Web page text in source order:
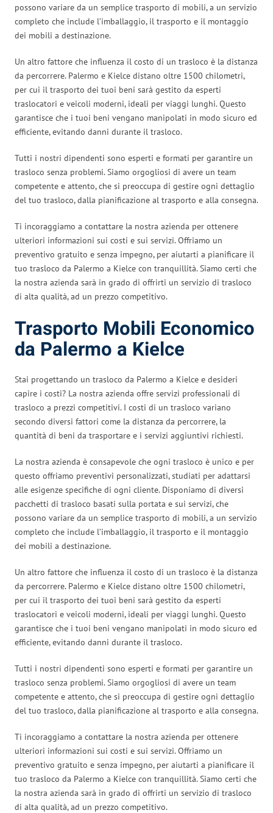
possono variare da un semplice trasporto di mobili, a un servizio
completo che include l’imballaggio, il trasporto e il montaggio
dei mobili a destinazione.
Un altro fattore che influenza il costo di un trasloco è la distanza
da percorrere. Palermo e Kielce distano oltre 1500 chilometri,
per cui il trasporto dei tuoi beni sarà gestito da esperti
traslocatori e veicoli moderni, ideali per viaggi lunghi. Questo
garantisce che i tuoi beni vengano manipolati in modo sicuro ed
efficiente, evitando danni durante il trasloco.
Tutti i nostri dipendenti sono esperti e formati per garantire un
trasloco senza problemi. Siamo orgogliosi di avere un team
competente e attento, che si preoccupa di gestire ogni dettaglio
del tuo trasloco, dalla pianificazione al trasporto e alla consegna.
Ti incoraggiamo a contattare la nostra azienda per ottenere
ulteriori informazioni sui costi e sui servizi. Offriamo un
preventivo gratuito e senza impegno, per aiutarti a pianificare il
tuo trasloco da Palermo a Kielce con tranquillità. Siamo certi che
la nostra azienda sarà in grado di offrirti un servizio di trasloco
di alta qualità, ad un prezzo competitivo.
Trasporto Mobili Economico
da Palermo a Kielce
Stai progettando un trasloco da Palermo a Kielce e desideri
capire i costi? La nostra azienda offre servizi professionali di
trasloco a prezzi competitivi. I costi di un trasloco variano
secondo diversi fattori come la distanza da percorrere, la
quantità di beni da trasportare e i servizi aggiuntivi richiesti.
La nostra azienda è consapevole che ogni trasloco è unico e per
questo offriamo preventivi personalizzati, studiati per adattarsi
alle esigenze specifiche di ogni cliente. Disponiamo di diversi
pacchetti di trasloco basati sulla portata e sui servizi, che
possono variare da un semplice trasporto di mobili, a un servizio
completo che include l’imballaggio, il trasporto e il montaggio
dei mobili a destinazione.
Un altro fattore che influenza il costo di un trasloco è la distanza
da percorrere. Palermo e Kielce distano oltre 1500 chilometri,
per cui il trasporto dei tuoi beni sarà gestito da esperti
traslocatori e veicoli moderni, ideali per viaggi lunghi. Questo
garantisce che i tuoi beni vengano manipolati in modo sicuro ed
efficiente, evitando danni durante il trasloco.
Tutti i nostri dipendenti sono esperti e formati per garantire un
trasloco senza problemi. Siamo orgogliosi di avere un team
competente e attento, che si preoccupa di gestire ogni dettaglio
del tuo trasloco, dalla pianificazione al trasporto e alla consegna.
Ti incoraggiamo a contattare la nostra azienda per ottenere
ulteriori informazioni sui costi e sui servizi. Offriamo un
preventivo gratuito e senza impegno, per aiutarti a pianificare il
tuo trasloco da Palermo a Kielce con tranquillità. Siamo certi che
la nostra azienda sarà in grado di offrirti un servizio di trasloco
di alta qualità, ad un prezzo competitivo.